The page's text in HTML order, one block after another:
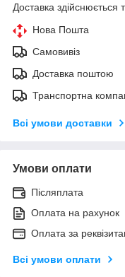
Доставка здійснюється
Нова Пошта
Самовивіз
Доставка поштою
Транспортна
Всі умови доставки
Умови оплати
Післяплата
Оплата на рахунок
Оплата за
Всі умови оплати